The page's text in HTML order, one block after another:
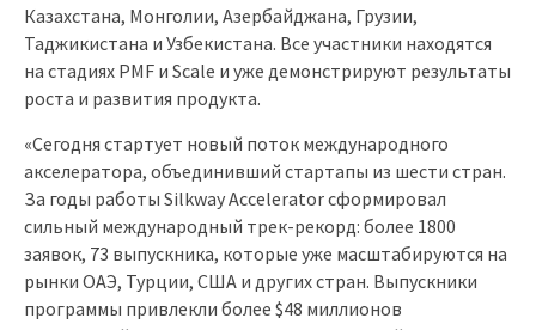
Казахстана, Монголии, Азербайджана, Грузии,
Таджикистана и Узбекистана. Все участники находятся
на стадиях PMF и Scale и уже демонстрируют результаты
роста и развития продукта.
«Сегодня стартует новый поток международного
акселератора, объединивший стартапы из шести стран.
За годы работы Silkway Accelerator сформировал
сильный международный трек-рекорд: более 1800
заявок, 73 выпускника, которые уже масштабируются на
рынки ОАЭ, Турции, США и других стран. Выпускники
программы привлекли более $48 миллионов